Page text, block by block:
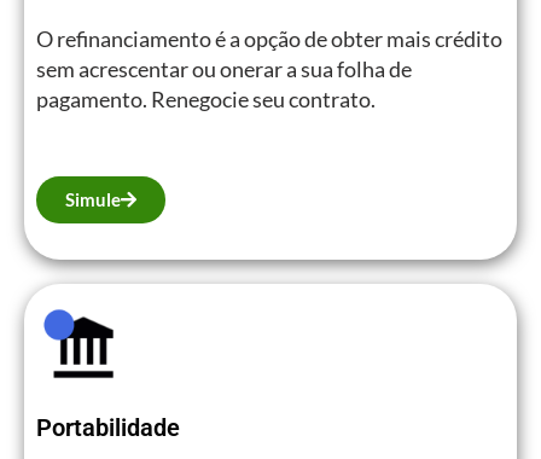
O refinanciamento é a opção de obter mais crédito
sem acrescentar ou onerar a sua folha de
pagamento. Renegocie seu contrato.
Simule
Portabilidade